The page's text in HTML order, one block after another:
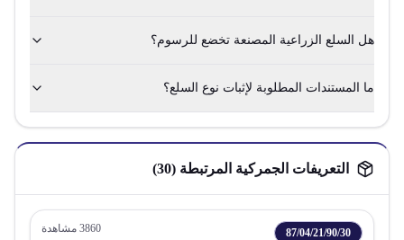
هل السلع الزراعية المصنعة تخضع للرسوم؟
ما المستندات المطلوبة لإثبات نوع السلع؟
التعريفات الجمركية المرتبطة (30
)
87/04/21/90/30
3860 مشاهدة